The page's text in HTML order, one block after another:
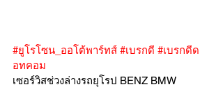
#ยูโรโซน_ออโต้พาร์ทส์ #เบรกดี #เบรกดีด
อทคอม
เซอร์วิสช่วงล่างรถยุโรป BENZ BMW